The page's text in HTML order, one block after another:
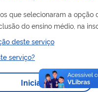
que selecionaram a opção
do ensino médio, na
deste serviço
serviço?
Iniciar